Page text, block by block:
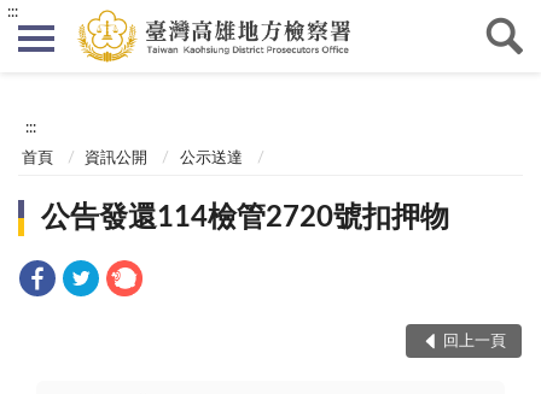
:::
:::
首頁 資訊公開 公示送達
公告發還114檢管2720號扣押物
回上一頁